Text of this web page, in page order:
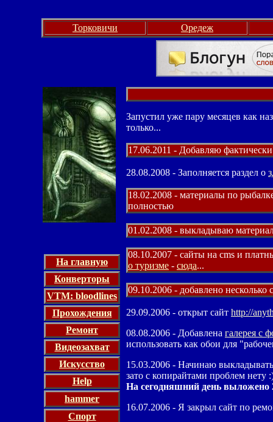
Торковичи Оредеж
На главную
Конверторы
VTM: bloodlines
Прохождения
Ремонт
Видеозахват
Искусство
Help
hammer
Спорт
Запустил уже пару месяцев как
только...
17.06.2011 - Добавляю
28.08.2008 - Заполняется раздел о
18.02.2008 - материалы по
полностью
01.02.2008 - выкладываю
08.10.2007 - сайты на cms и
о туризме - сюда...
09.10.2006 - добавлено несколько
29.09.2006 - открыт сайт http://
08.08.2006 - Добавлена галерея с
использовать как обои для
15.03.2006 - Начинаю
зато с копирайтами проблем нету
На сегодняшний день выложено
16.07.2006 - Я закрыл сайт по